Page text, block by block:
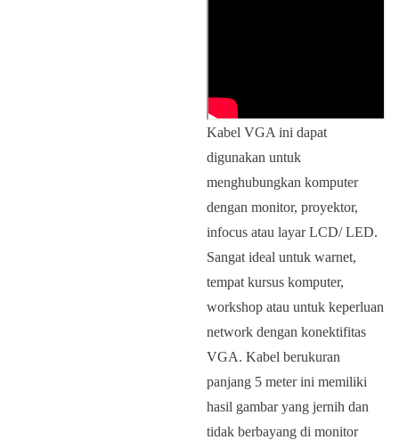
Kabel VGA ini dapat
digunakan untuk
menghubungkan komputer
dengan monitor, proyektor,
infocus atau layar LCD/ LED.
Sangat ideal untuk warnet,
tempat kursus komputer,
workshop atau untuk keperluan
network dengan konektifitas
VGA. Kabel berukuran
panjang 5 meter ini memiliki
hasil gambar yang jernih dan
tidak berbayang di monitor